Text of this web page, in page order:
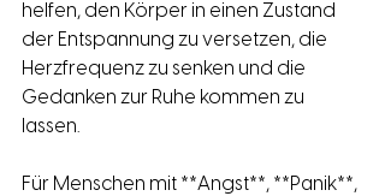
helfen, den Körper in einen Zustand
der Entspannung zu versetzen, die
Herzfrequenz zu senken und die
Gedanken zur Ruhe kommen zu
lassen.
Für Menschen mit **Angst**, **Panik**,